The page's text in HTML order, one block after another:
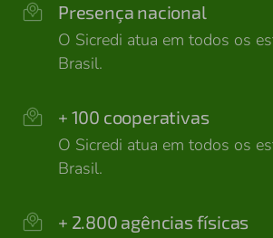
Presença nacional
O Sicredi atua em todos os
Brasil.
+ 100 cooperativas
O Sicredi atua em todos os
Brasil.
+ 2.800 agências físicas